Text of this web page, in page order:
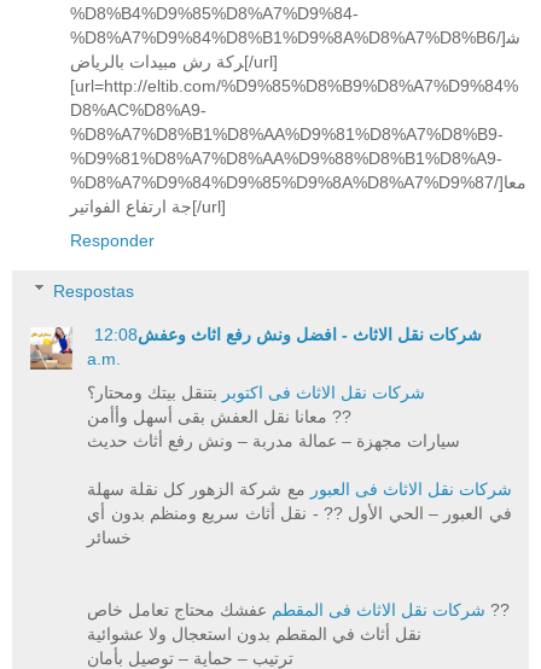
%D8%B4%D9%85%D8%A7%D9%84-
%D8%A7%D9%84%D8%B1%D9%8A%D8%A7%D8%B6/]ش
ركة رش مبيدات بالرياض[/url]
[url=http://eltib.com/%D9%85%D8%B9%D8%A7%D9%84%
D8%AC%D8%A9-
%D8%A7%D8%B1%D8%AA%D9%81%D8%A7%D8%B9-
%D9%81%D8%A7%D8%AA%D9%88%D8%B1%D8%A9-
%D8%A7%D9%84%D9%85%D9%8A%D8%A7%D9%87/]معا
جة ارتفاع الفواتير[/url]
Responder
Respostas
شركات نقل الاثاث - افضل ونش رفع اثاث وعفش12:08
a.m.
شركات نقل الاثاث فى اكتوبر بتنقل بيتك ومحتار؟
معانا نقل العفش بقى أسهل وأأمن ??
سيارات مجهزة – عمالة مدربة – ونش رفع أثاث حديث
شركات نقل الاثاث فى العبور مع شركة الزهور كل نقلة سهلة
في العبور – الحي الأول ?? - نقل أثاث سريع ومنظم بدون أي
خسائر
شركات نقل الاثاث فى المقطم عفشك محتاج تعامل خاص ??
نقل أثاث في المقطم بدون استعجال ولا عشوائية
ترتيب – حماية – توصيل بأمان